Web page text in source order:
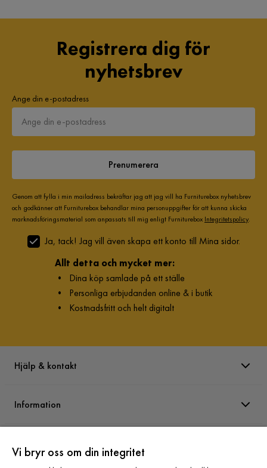
Registrera dig för
nyhetsbrev
Ange din e-postadress
Prenumerera
Genom att fylla i min mailadress bekräftar jag att jag vill ha Furniturebox nyhetsbrev
och godkänner att Furniturebox behandlar mina personuppgifter för att kunna skicka
marknadsföringsmaterial som anpassats till mig enligt Furniturebox Integritetspolicy.
Ja, tack! Jag vill även skapa ett konto till Mina sidor.
Allt detta och mycket mer:
• Dina köp samlade på ett ställe
• Personliga erbjudanden online & i butik
• Kostnadsfritt och helt digitalt
Hjälp & kontakt
Information
Vi bryr oss om din integritet